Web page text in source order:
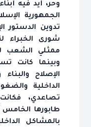
وحر، أيد فيه
تدوين الدستور
شورى الخبراء
ممثلي الشعب
وبينما كانت
الإصلاح
الداخلية
تصاعدي،
طابورها
بالمشاكل